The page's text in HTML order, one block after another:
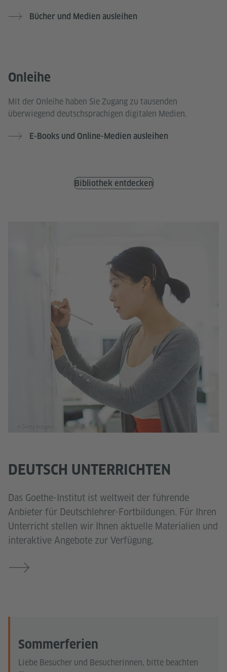
Bücher und Medien ausleihen
Onleihe
Mit der Onleihe haben Sie Zugang zu tausenden
überwiegend deutschsprachigen digitalen Medien.
E-Books und Online-Medien ausleihen
Bibliothek entdecken
DEUTSCH UNTERRICHTEN
Das Goethe-Institut ist weltweit der führende
Anbieter für Deutschlehrer-Fortbildungen. Für Ihren
Unterricht stellen wir Ihnen aktuelle Materialien und
interaktive Angebote zur Verfügung.
© Getty Images
Sommerferien
Liebe Besucher und Besucherinnen, bitte beachten